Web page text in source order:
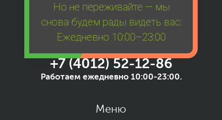
Но не переживайте — мы
снова будем рады видеть вас:
Ежедневно 10:00–23:00
+7 (4012) 52-12-86
Работаем ежедневно 10:00-23:00.
Меню